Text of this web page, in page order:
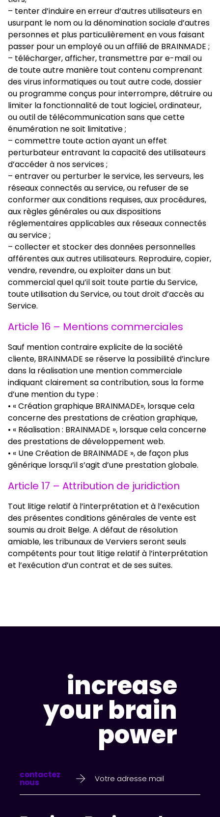
– tenter d’induire en erreur d’autres utilisateurs en
usurpant le nom ou la dénomination sociale d’autres
personnes et plus particulièrement en vous faisant
passer pour un employé ou un affilié de BRAINMADE ;
– télécharger, afficher, transmettre par e-mail ou
de toute autre manière tout contenu comprenant
des virus informatiques ou tout autre code, dossier
ou programme conçus pour interrompre, détruire ou
limiter la fonctionnalité de tout logiciel, ordinateur,
ou outil de télécommunication sans que cette
énumération ne soit limitative ;
– commettre toute action ayant un effet
perturbateur entravant la capacité des utilisateurs
d’accéder à nos services ;
– entraver ou perturber le service, les serveurs, les
réseaux connectés au service, ou refuser de se
conformer aux conditions requises, aux procédures,
aux règles générales ou aux dispositions
réglementaires applicables aux réseaux connectés
au service ;
– collecter et stocker des données personnelles
afférentes aux autres utilisateurs. Reproduire, copier,
vendre, revendre, ou exploiter dans un but
commercial quel qu’il soit toute partie du Service,
toute utilisation du Service, ou tout droit d’accès au
Service.
Article 16 – Mentions commerciales
Sauf mention contraire explicite de la société
cliente, BRAINMADE se réserve la possibilité d’inclure
dans la réalisation une mention commerciale
indiquant clairement sa contribution, sous la forme
d’une mention du type :
• « Création graphique BRAINMADE», lorsque cela
concerne des prestations de création graphique,
• « Réalisation : BRAINMADE », lorsque cela concerne
des prestations de développement web.
• « Une Création de BRAINMADE », de façon plus
générique lorsqu’il s’agit d’une prestation globale.
Article 17 – Attribution de juridiction
Tout litige relatif à l’interprétation et à l’exécution
des présentes conditions générales de vente est
soumis au droit Belge. A défaut de résolution
amiable, les tribunaux de Verviers seront seuls
compétents pour tout litige relatif à l’interprétation
et l’exécution d’un contrat et de ses suites.
increase
your brain
power
contactez
nous